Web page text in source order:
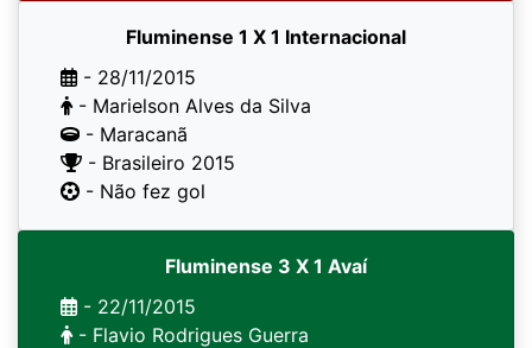
Fluminense 1 X 1 Internacional
- 28/11/2015
- Marielson Alves da Silva
- Maracanã
- Brasileiro 2015
- Não fez gol
Fluminense 3 X 1 Avaí
- 22/11/2015
- Flavio Rodrigues Guerra